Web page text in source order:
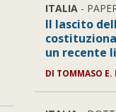
ITALIA -
Il lascito
un recente
DI TOMMASO E.